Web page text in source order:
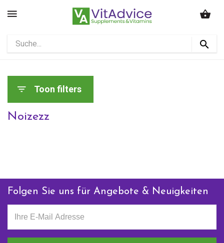
Toon filters
Noizezz
Folgen Sie uns für Angebote & Neuigkeiten